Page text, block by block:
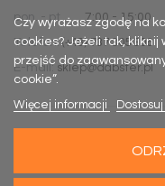
Czy wyrażasz zgodę na
cookies? Jeżeli tak, kliknij
przejść do
cookie”.
Więcej informacji
pon. - pt.
7:00 - 15:00
Telefon:(+48) 737 305 306
E-mail: sklep@dabster.pl